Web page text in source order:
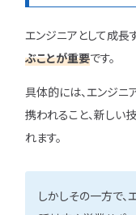
エンジニアとして成長
ぶことが重要です。
具体的には、エンジニ
携われること、新し
れます。
しかしその一方で、